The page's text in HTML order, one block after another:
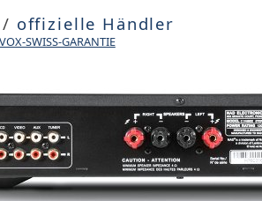
/ offizielle Händler
SWISS-GARANTIE